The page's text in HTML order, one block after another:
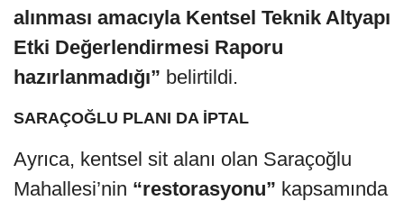
alınması amacıyla Kentsel Teknik Altyapı
Etki Değerlendirmesi Raporu
hazırlanmadığı” belirtildi.
SARAÇOĞLU PLANI DA İPTAL
Ayrıca, kentsel sit alanı olan Saraçoğlu
Mahallesi’nin “restorasyonu” kapsamında